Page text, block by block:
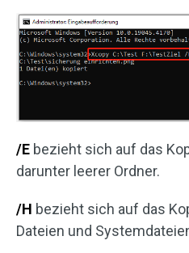
/E bezieht sich auf das
darunter leerer Ordner.
/H bezieht sich auf das
Dateien und